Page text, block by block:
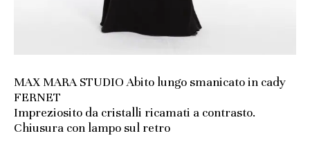
MAX MARA STUDIO Abito lungo smanicato in cady
FERNET
Impreziosito da cristalli ricamati a contrasto.
Chiusura con lampo sul retro